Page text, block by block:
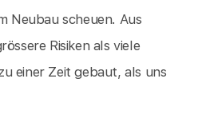
Neubau scheuen. Aus
Risiken als viele
einer Zeit gebaut, als uns